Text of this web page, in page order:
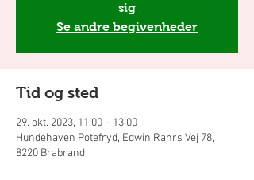
sig
Se andre begivenheder
Tid og sted
29. okt. 2023, 11.00 – 13.00
Hundehaven Potefryd, Edwin Rahrs Vej 78,
8220 Brabrand